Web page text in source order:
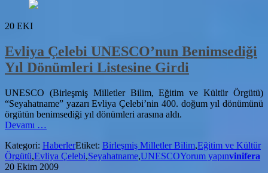
20 EKI
Evliya Çelebi UNESCO’nun Benimsediği
Yıl Dönümleri Listesine Girdi
UNESCO (Birleşmiş Milletler Bilim, Eğitim ve Kültür Örgütü)
“Seyahatname” yazarı Evliya Çelebi’nin 400. doğum yıl dönümünü
örgütün benimsediği yıl dönümleri arasına aldı.
Devamı
UNESCO’nun
Benimsediği
Yıl
…
Kategori: HaberlerEtiket: Birleşmiş Milletler Bilim,Eğitim ve Kültür
Örgütü,Evliya Çelebi,Seyahatname,UNESCOYorum yapınvinifera
20 Ekim 2009